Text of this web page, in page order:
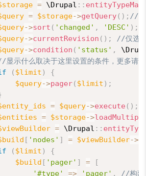
= \Drupal : :
= $storage->getQuery( ) ; //获
->sort ( 'changed' , 'DESC' ) ;
->currentRevision ( ) ;
//仅选
->condition ( 'status' , \
显示什么取决于这里设置的条件，更多请
( $limit )
{
$query->pager( $limit ) ;
= $query->execute ( ) ;
= $storage->
= \Drupal : :
[ 'nodes' ] = $viewBuilder->
( $limit )
{
$build [ 'pager' ] =
[
'#type'
=> 'pager' , //构建